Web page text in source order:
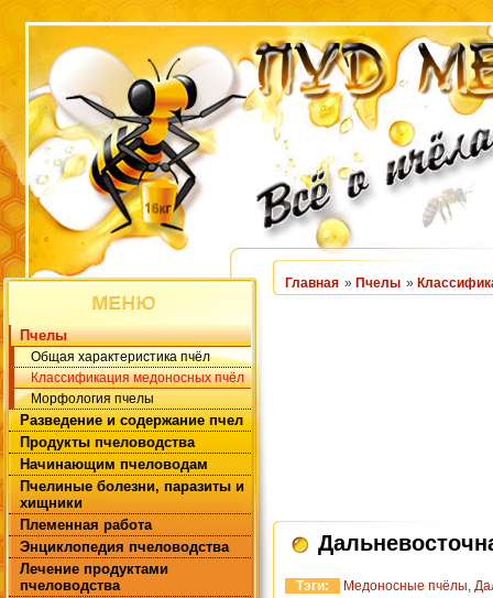
Пчелы
Общая характеристика пчёл
Классификация медоносных пчёл
Морфология пчелы
Разведение и содержание пчел
Продукты пчеловодства
Начинающим пчеловодам
Пчелиные болезни, паразиты и
хищники
Племенная работа
Энциклопедия пчеловодства
Лечение продуктами
пчеловодства
Главная » Пчелы »
Тэги: Медоносные пчёлы,